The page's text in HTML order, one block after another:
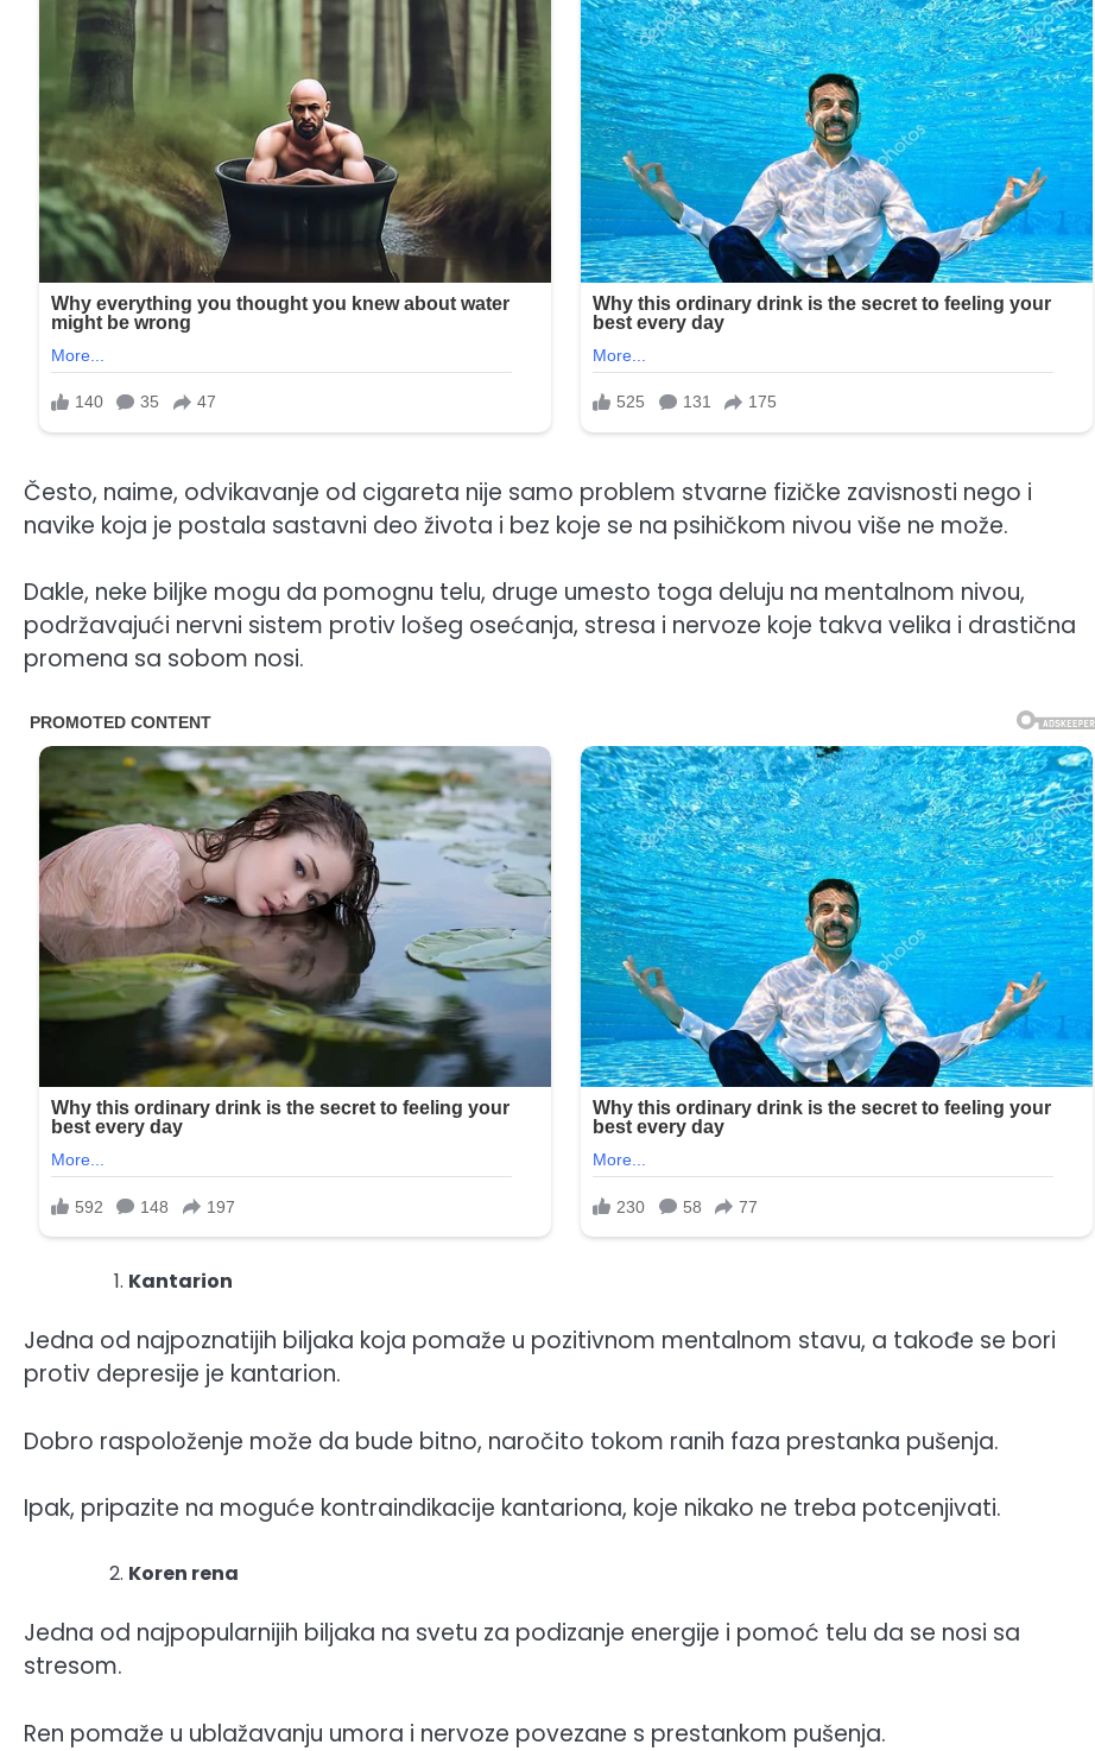
Često, naime, odvikavanje od cigareta nije samo problem stvarne fizičke zavisnosti nego i
navike koja je postala sastavni deo života i bez koje se na psihičkom nivou više ne može.
Dakle, neke biljke mogu da pomognu telu, druge umesto toga deluju na mentalnom nivou,
podržavajući nervni sistem protiv lošeg osećanja, stresa i nervoze koje takva velika i drastična
promena sa sobom nosi.
Kantarion
Jedna od najpoznatijih biljaka koja pomaže u pozitivnom mentalnom stavu, a takođe se bori
protiv depresije je kantarion.
Dobro raspoloženje može da bude bitno, naročito tokom ranih faza prestanka pušenja.
Ipak, pripazite na moguće kontraindikacije kantariona, koje nikako ne treba potcenjivati.
Koren rena
Jedna od najpopularnijih biljaka na svetu za podizanje energije i pomoć telu da se nosi sa
stresom.
Ren pomaže u ublažavanju umora i nervoze povezane s prestankom pušenja.